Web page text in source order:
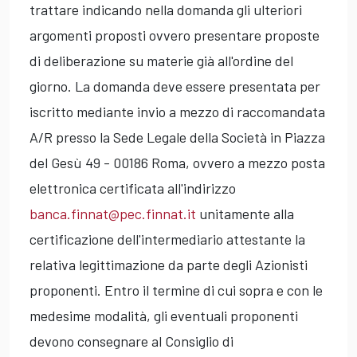
trattare indicando nella domanda gli ulteriori
argomenti proposti ovvero presentare proposte
di deliberazione su materie già all'ordine del
giorno. La domanda deve essere presentata per
iscritto mediante invio a mezzo di raccomandata
A/R presso la Sede Legale della Società in Piazza
del Gesù 49 - 00186 Roma, ovvero a mezzo posta
elettronica certificata all'indirizzo
banca.finnat@pec.finnat.it unitamente alla
certificazione dell'intermediario attestante la
relativa legittimazione da parte degli Azionisti
proponenti. Entro il termine di cui sopra e con le
medesime modalità, gli eventuali proponenti
devono consegnare al Consiglio di